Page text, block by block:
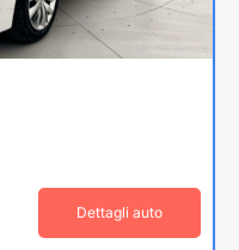
Dettagli auto